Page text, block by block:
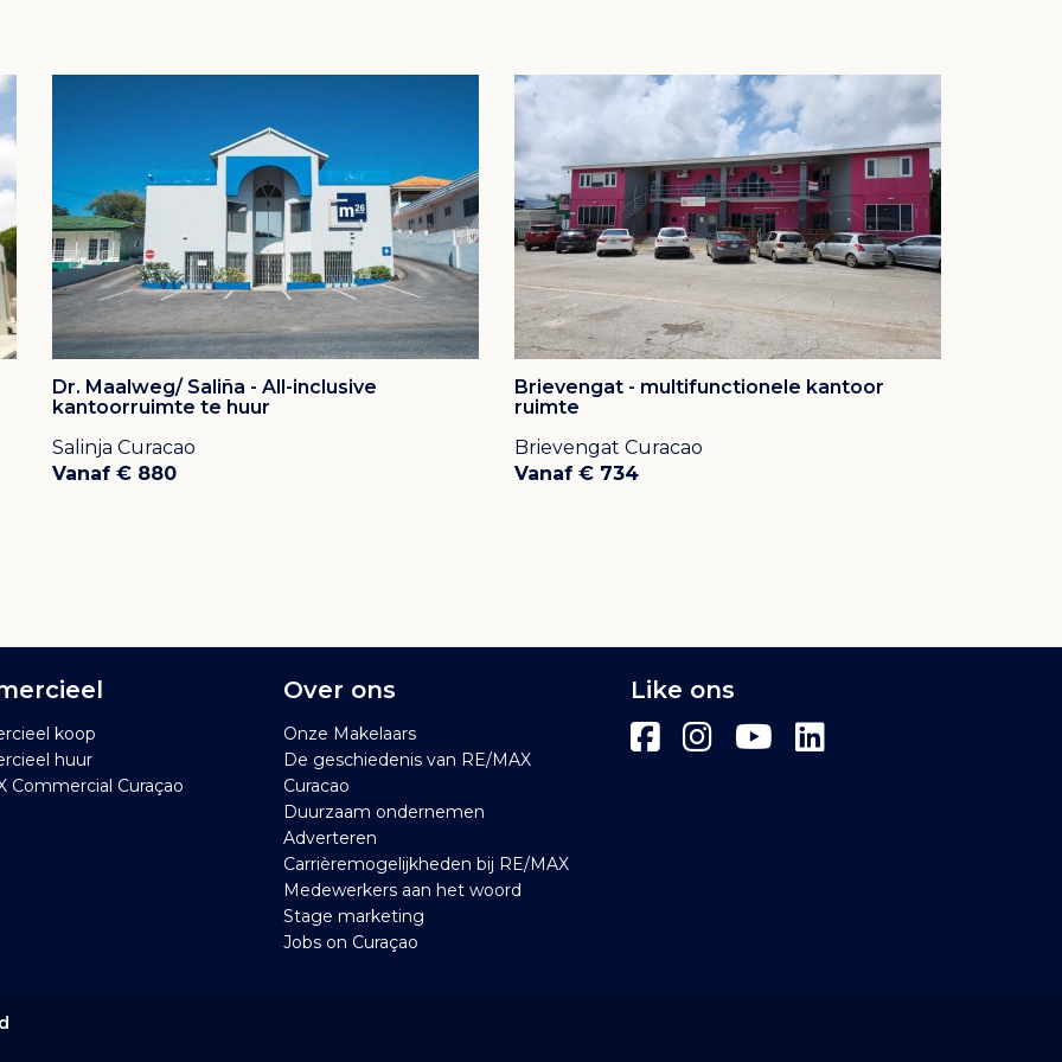
van de M2. Er is een minimale huurperiode
wordt de borg berekend.
met de listing agent.
Dr. Maalweg/ Saliña - All-inclusive
kantoorruimte te huur
Salinja Curacao
Vanaf € 880
Brievengat - multifunctionele kantoor
ruimte
Brievengat Curacao
Vanaf € 734
koop
huur
Commercial Curaçao
Over ons
Onze Makelaars
De geschiedenis van RE/MAX
Curacao
Duurzaam ondernemen
Adverteren
Carrièremogelijkheden bij RE/MAX
Medewerkers aan het woord
Stage marketing
Jobs on Curaçao
Like ons